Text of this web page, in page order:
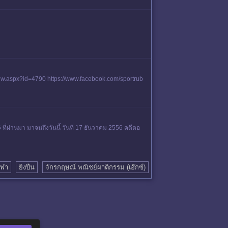
https://www.facebook.com/sportrub
ที่ผ่านมา มาจนถึงวันนี้ วันที่ 17 ธันวาคม 2556 คดีตอ
า ยิงปืน จักรกฤษณ์ พณิชย์ผาติกรรม (เอ๊กซ์)